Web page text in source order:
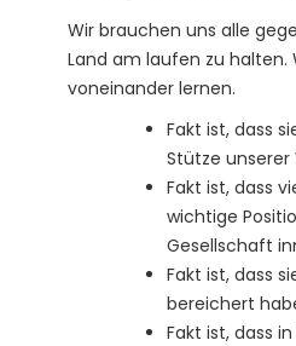
Wir brauchen uns alle
Land am laufen zu halten.
voneinander lernen.
Fakt ist, dass
Stütze
Fakt ist, dass
wichtige
Gesellschaft
Fakt ist, dass
bereichert
Fakt ist, dass